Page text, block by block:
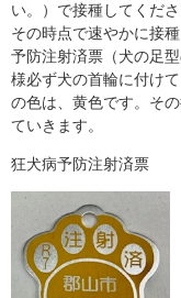
い。）で接種してくだ
その時点で速やかに接
予防注射済票（犬の足
様必ず犬の首輪に付け
の色は、黄色です。そ
ていきます。
狂犬病予防注射済票